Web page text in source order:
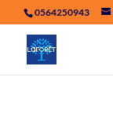
0564250943